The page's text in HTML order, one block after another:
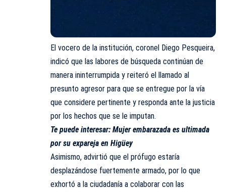
El vocero de la institución, coronel Diego Pesqueira,
indicó que las labores de búsqueda continúan de
manera ininterrumpida y reiteró el llamado al
presunto agresor para que se entregue por la vía
que considere pertinente y responda ante la justicia
por los hechos que se le imputan.
Te puede interesar: Mujer embarazada es ultimada
por su expareja en Higüey
Asimismo, advirtió que el prófugo estaría
desplazándose fuertemente armado, por lo que
exhortó a la ciudadanía a colaborar con las